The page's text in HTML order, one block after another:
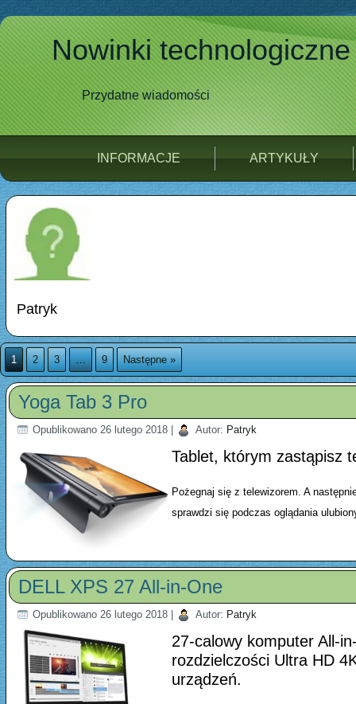
Nowinki technologiczne
Przydatne wiadomości
INFORMACJE ARTYKUŁY
Patryk
1 2 3 … 9 Następne »
Yoga Tab 3 Pro
Opublikowano 26 lutego 2018 Autor: Patryk
Tablet, którym zastąpisz
Pożegnaj się z telewizorem. A
sprawdzi się podczas oglądania
DELL XPS 27 All-in-One
Opublikowano 26 lutego 2018 Autor: Patryk
27-calowy komputer All-
rozdzielczości Ultra HD
urządzeń.